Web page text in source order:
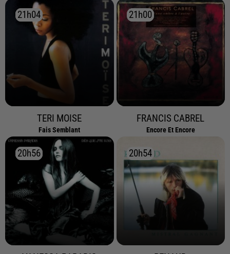
21h04
21h04
TERI MOISE
Fais Semblant
21h00
21h00
FRANCIS CABREL
Encore Et Encore
20h56
20h56 20h54
20h54